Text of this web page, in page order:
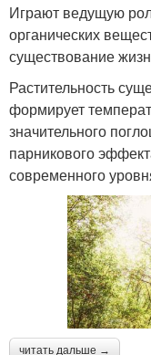
Играют ведущую
органических
существование
Растительность
формирует
значительного
парникового
современного
читать дальше →